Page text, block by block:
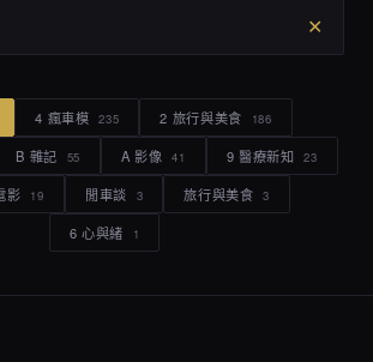
✕
4 瘋車模 235 2 旅行與美食 186
B 雜記 55 A 影像 41 9 醫療新知 23
影 19 閒車談 3 旅行與美食 3
6 心與緒 1